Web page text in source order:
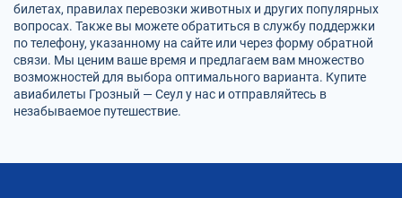
билетах, правилах перевозки животных и других популярных
вопросах. Также вы можете обратиться в службу поддержки
по телефону, указанному на сайте или через форму обратной
связи. Мы ценим ваше время и предлагаем вам множество
возможностей для выбора оптимального варианта. Купите
авиабилеты Грозный — Сеул у нас и отправляйтесь в
незабываемое путешествие.